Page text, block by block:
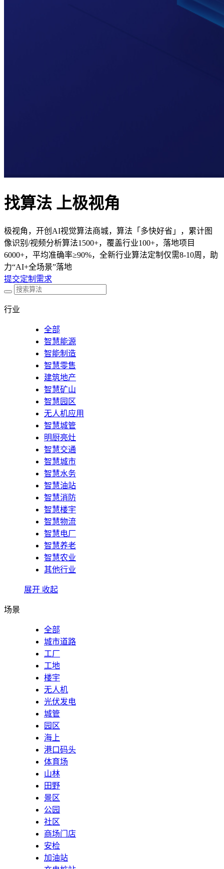
找算法 上极视角
极视角，开创AI视觉算法商城，算法「多快好省」，累计图
像识别/视频分析算法1500+，覆盖行业100+，落地项目
6000+，平均准确率≥90%，全新行业算法定制仅需8-10周，助
力“AI+全场景”落地
提交定制需求
行业
全部
智慧能源
智能制造
智慧零售
建筑地产
智慧矿山
智慧园区
无人机应用
智慧城管
明厨亮灶
智慧交通
智慧城市
智慧水务
智慧油站
智慧消防
智慧楼宇
智慧物流
智慧电厂
智慧养老
智慧农业
其他行业
展开 收起
场景
全部
城市道路
工厂
工地
楼宇
无人机
光伏发电
城管
园区
海上
港口码头
体育场
山林
田野
景区
公园
社区
商场门店
安检
加油站